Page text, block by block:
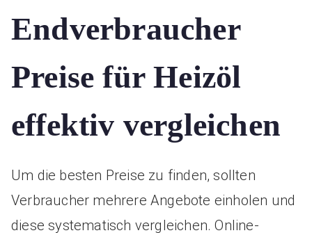
Endverbraucher
Preise für Heizöl
effektiv vergleichen
Um die besten Preise zu finden, sollten
Verbraucher mehrere Angebote einholen und
diese systematisch vergleichen. Online-